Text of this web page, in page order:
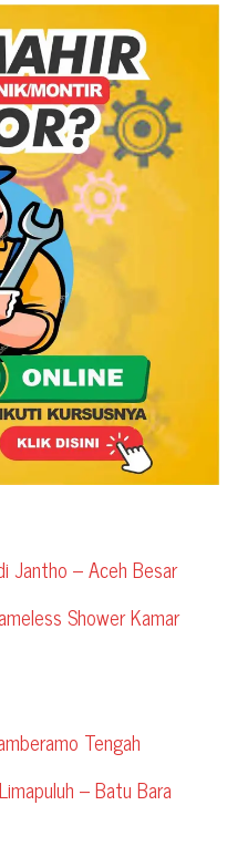
Jantho – Aceh Besar
Shower Kamar
Tengah
– Batu Bara